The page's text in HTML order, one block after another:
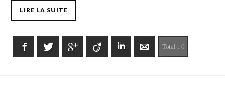
LIRE LA SUITE
FacebookTwitter Google+ Viadeo LinkedInE-mailTotal : 0